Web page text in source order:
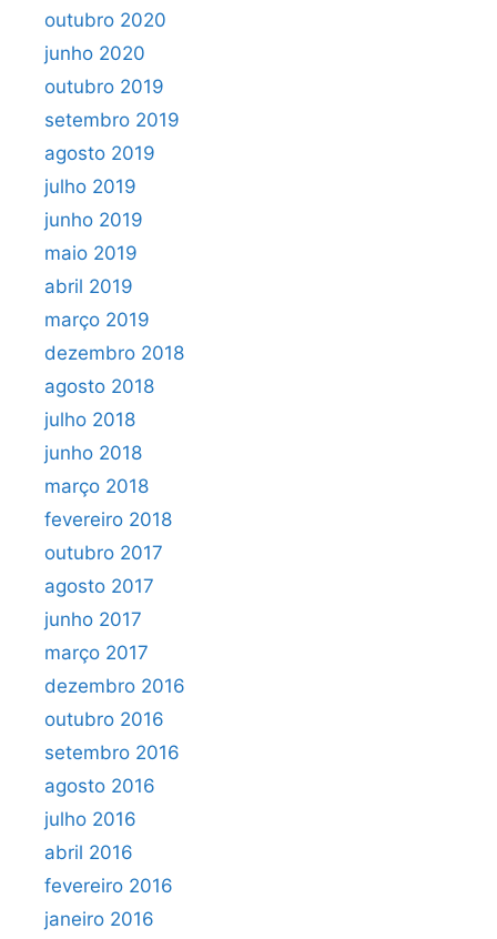
outubro 2020
junho 2020
outubro 2019
setembro 2019
agosto 2019
julho 2019
junho 2019
maio 2019
abril 2019
março 2019
dezembro 2018
agosto 2018
julho 2018
junho 2018
março 2018
fevereiro 2018
outubro 2017
agosto 2017
junho 2017
março 2017
dezembro 2016
outubro 2016
setembro 2016
agosto 2016
julho 2016
abril 2016
fevereiro 2016
janeiro 2016